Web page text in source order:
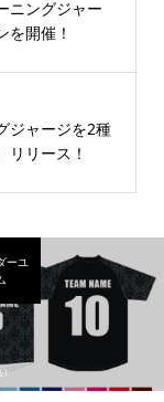
ニングジャー
を開催！
ジャージを2種
リリース！
ーユ